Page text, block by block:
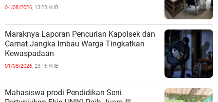
04/08/2026, 13:28 WIB
Maraknya Laporan Pencurian Kapolsek dan
Camat Jangka Imbau Warga Tingkatkan
Kewaspadaan
01/08/2026, 23:16 WIB
Mahasiswa prodi Pendidikan Seni